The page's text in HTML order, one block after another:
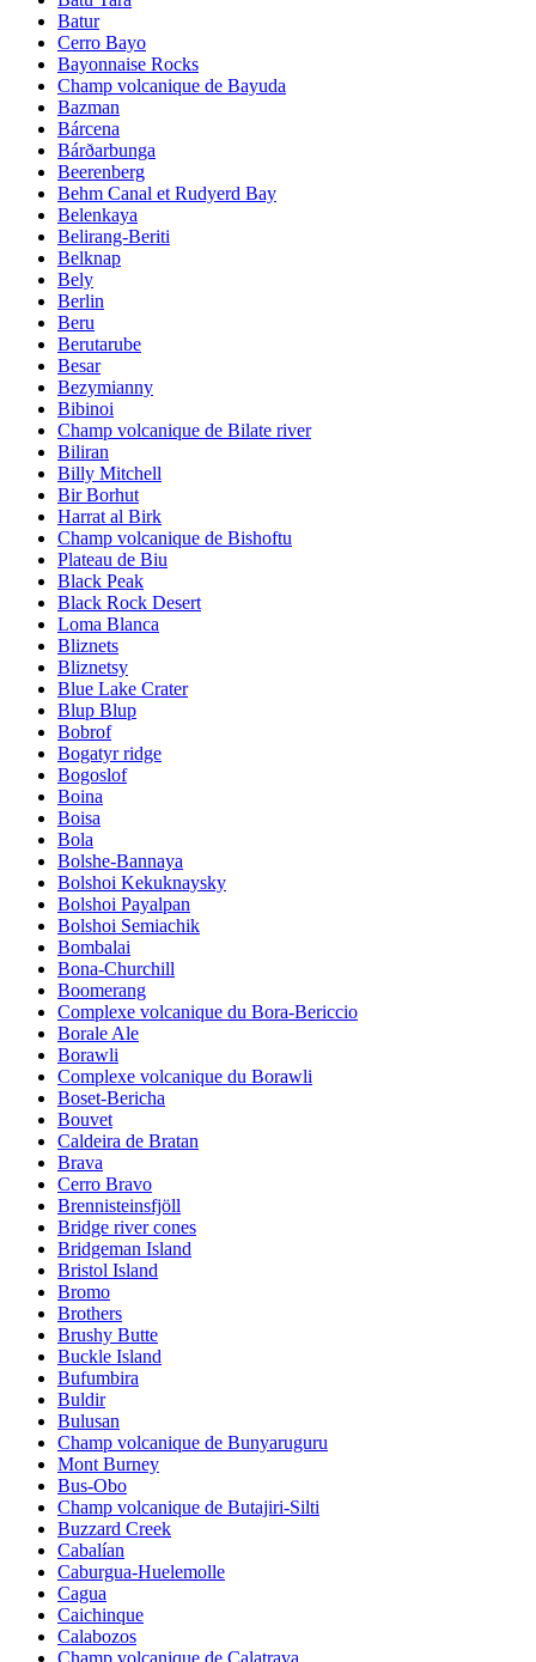
Batur
Cerro Bayo
Bayonnaise Rocks
Champ volcanique de Bayuda
Bazman
Bárcena
Bárðarbunga
Beerenberg
Behm Canal et Rudyerd Bay
Belenkaya
Belirang-Beriti
Belknap
Bely
Berlin
Beru
Berutarube
Besar
Bezymianny
Bibinoi
Champ volcanique de Bilate river
Biliran
Billy Mitchell
Bir Borhut
Harrat al Birk
Champ volcanique de Bishoftu
Plateau de Biu
Black Peak
Black Rock Desert
Loma Blanca
Bliznets
Bliznetsy
Blue Lake Crater
Blup Blup
Bobrof
Bogatyr ridge
Bogoslof
Boina
Boisa
Bola
Bolshe-Bannaya
Bolshoi Kekuknaysky
Bolshoi Payalpan
Bolshoi Semiachik
Bombalai
Bona-Churchill
Boomerang
Complexe volcanique du Bora-Bericcio
Borale Ale
Borawli
Complexe volcanique du Borawli
Boset-Bericha
Bouvet
Caldeira de Bratan
Brava
Cerro Bravo
Brennisteinsfjöll
Bridge river cones
Bridgeman Island
Bristol Island
Bromo
Brothers
Brushy Butte
Buckle Island
Bufumbira
Buldir
Bulusan
Champ volcanique de Bunyaruguru
Mont Burney
Bus-Obo
Champ volcanique de Butajiri-Silti
Buzzard Creek
Cabalían
Caburgua-Huelemolle
Cagua
Caichinque
Calabozos
Champ volcanique de Calatrava